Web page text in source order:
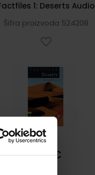
1: Deserts Audio
Šifra proizvoda 524208
7,03 €